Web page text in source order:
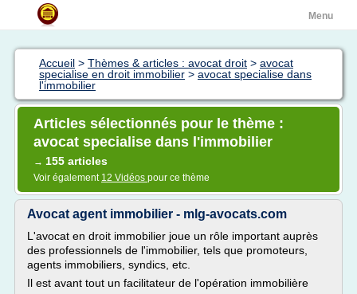
Menu
Accueil > Thèmes & articles : avocat droit > avocat
specialise en droit immobilier > avocat specialise dans
l'immobilier
Articles sélectionnés pour le thème :
avocat specialise dans l'immobilier
→ 155 articles
Voir également 12 Vidéos pour ce thème
Avocat agent immobilier - mlg-avocats.com
L'avocat en droit immobilier joue un rôle important auprès
des professionnels de l'immobilier, tels que promoteurs,
agents immobiliers, syndics, etc.
Il est avant tout un facilitateur de l'opération immobilière